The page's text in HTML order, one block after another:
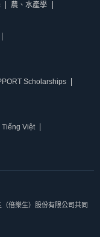
農、水產學
Scholarships
Tiếng Việt
倍樂生）股份有限公司共同